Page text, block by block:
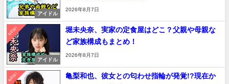
アイドル
2026年8月7日
NEW!
アイドル
堀未央奈、実家の定食屋はどこ？父親や母親な
ど家族構成もまとめ！
2026年8月7日
NEW!
亀梨和也、彼女との匂わせ指輪が発覚!?現在か